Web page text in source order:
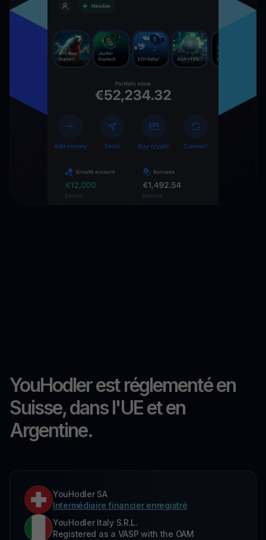
YouHodler est réglementé en
Suisse, dans l'UE et en
Argentine.
YouHodler SA
Intermédiaire financier enregistré
YouHodler Italy S.R.L.
Registered as a VASP with the OAM